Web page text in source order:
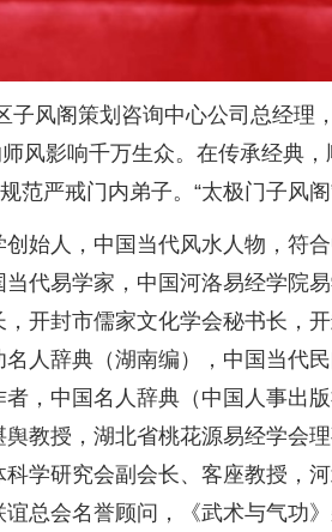
风阁策划咨询中心公司总经理
风影响千万生众。在传承经典
范严戒门内弟子。“太极门子风
始人，中国当代风水人物，符
代易学家，中国河洛易经学院
开封市儒家文化学会秘书长，
人辞典（湖南编），中国当代
，中国名人辞典（中国人事出
教授，湖北省桃花源易经学会
学研究会副会长、客座教授，
总会名誉顾问，《武术与气功